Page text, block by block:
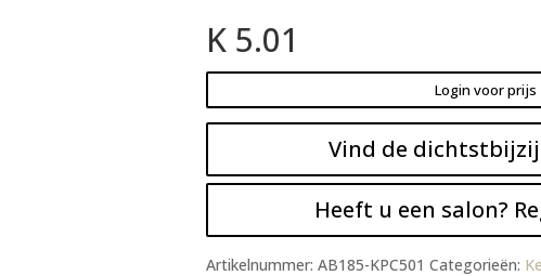
K 5.01
Login voor prijs
Vind de
Heeft u een salon?
Artikelnummer: AB185-KPC501 Categorieën: